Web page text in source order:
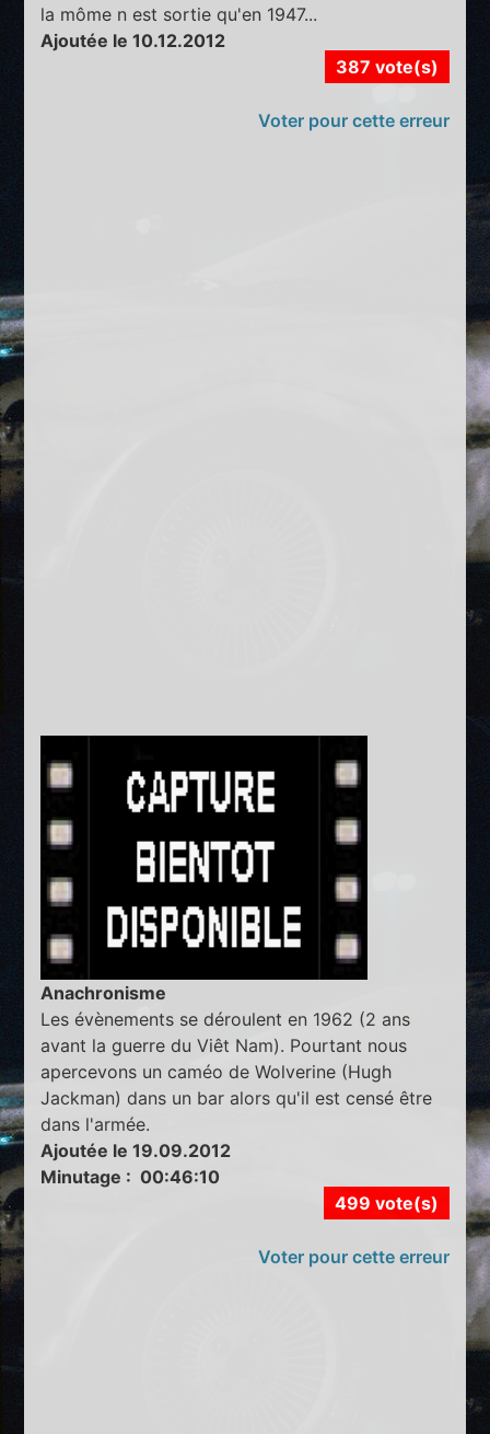
la môme n est sortie qu'en 1947...
Ajoutée le 10.12.2012
387 vote(s)
Voter pour cette erreur
Anachronisme
Les évènements se déroulent en 1962 (2 ans
avant la guerre du Viêt Nam). Pourtant nous
apercevons un caméo de Wolverine (Hugh
Jackman) dans un bar alors qu'il est censé être
dans l'armée.
Ajoutée le 19.09.2012
Minutage : 00:46:10
499 vote(s)
Voter pour cette erreur